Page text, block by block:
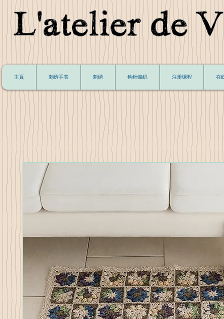
主頁 刺绣手表 刺绣 钩针编织 注册课程 在